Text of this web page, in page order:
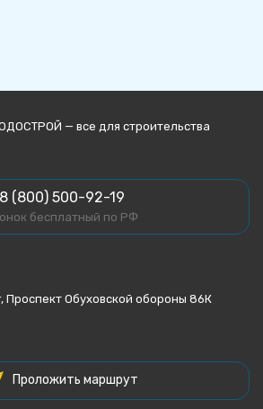
— все для строительства
8 (800) 500-92-19
бесплатный по РФ
Проспект Обуховской обороны 86К
Проложить маршрут